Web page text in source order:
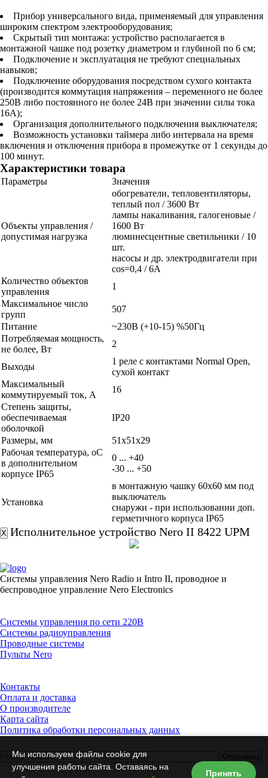
Прибор универсального вида, применяемый для управления
широким спектром электрооборудования;
Скрытый тип монтажа: устройство располагается в
монтажной чашке под розетку диаметром и глубиной по 6 см;
Подключение и эксплуатация не требуют специальных
навыков;
Подключение оборудования посредством сухого контакта
(производится коммутация напряжения – переменного не более
250В либо постоянного не более 24В при значении силы тока
16А);
Организация дополнительного подключения выключателя;
Возможность установки таймера либо интервала на время
включения и отключения прибора в промежутке от 1 секунды до
100 минут.
Характеристики товара
Параметры Значения
Объекты управления /
допустимая нагрузка
обогреватели, тепловентиляторы,
теплый пол / 3600 Вт
лампы накаливания, галогеновые /
1600 Вт
люминесцентные светильники / 10
шт.
насосы и др. электродвигатели при
cos=0,4 / 6А
Количество объектов
управления
1
Максимальное число
групп
507
Питание
~230В (+10-15) %50Гц
Потребляемая мощность,
не более, Вт
2
Выходы
1 реле с контактами Normal Open,
сухой контакт
Максимальный
коммутируемый ток, А
16
Степень защиты,
обеспечиваемая
оболочкой
IP20
Размеры, мм
51х51х29
Рабочая температура, oС
в дополнительном
корпусе IP65
0 ... +40
-30 ... +50
Установка
в монтажную чашку 60х60 мм под
выключатель
снаружи - при использовании доп.
герметичного корпуса IP65
X Исполнительное устройство Nero II 8422 UPM
Системы управления Nero Radio и Intro II, проводное и
беспроводное управление Nero Electronics
Системы управления по сети 220В
Системы радиоуправления
Проводные системы
Пульты Nero
Контакты
Оплата и доставка
О производителе
Карта сайта
Политика обработки персональных данных
Отправить
Контактная информация
Мы используем файлы cookie для
улучшения работы сайта. Оставаясь на
Принять